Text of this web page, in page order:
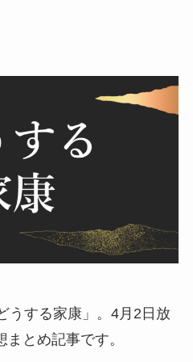
うする家康」。4月2日放
まとめ記事です。